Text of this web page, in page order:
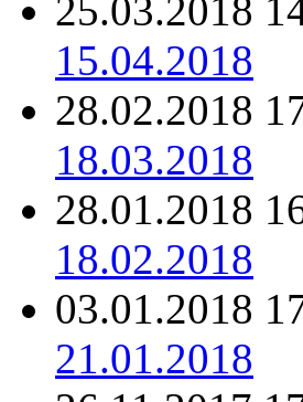
25.03.2018
15.04.2018
28.02.2018
18.03.2018
28.01.2018
18.02.2018
03.01.2018
21.01.2018